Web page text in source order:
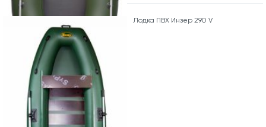
Лодка ПВХ Инзер 290 V